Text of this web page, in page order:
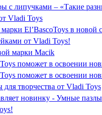
с липучками – «Такие
Vladi Toys
El’BascoToys в новой
от Vladi Toys!
марки Macik
поможет в освоении
поможет в освоении
творчества от Vladi Toys
новинку - Умные пазлы